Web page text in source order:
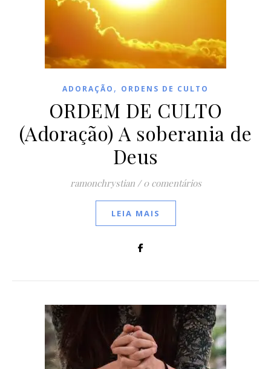
ADORAÇÃO , ORDENS DE CULTO
ORDEM DE CULTO
(Adoração) A soberania de
Deus
ramonchrystian / 0 comentários
LEIA MAIS